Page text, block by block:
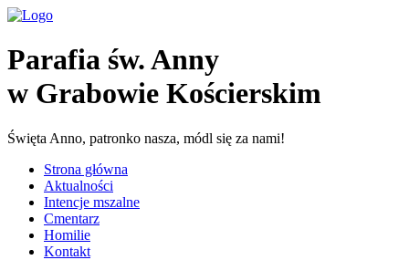
Parafia św. Anny
w Grabowie Kościerskim
Święta Anno, patronko nasza, módl się za nami!
Strona główna
Aktualności
Intencje mszalne
Cmentarz
Homilie
Kontakt